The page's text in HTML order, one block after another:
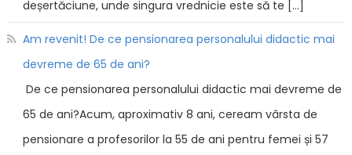
deșertăciune, unde singura vrednicie este să te […]
Am revenit! De ce pensionarea personalului didactic mai
devreme de 65 de ani?
De ce pensionarea personalului didactic mai devreme de
65 de ani?Acum, aproximativ 8 ani, ceream vârsta de
pensionare a profesorilor la 55 de ani pentru femei și 57